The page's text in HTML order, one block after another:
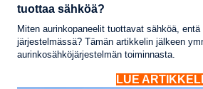
tuottaa sähköä?
Miten aurinkopaneelit tuottavat sähköä,
järjestelmässä? Tämän artikkelin jälkeen
aurinkosähköjärjestelmän toiminnasta.
LUE ARTIKKELI